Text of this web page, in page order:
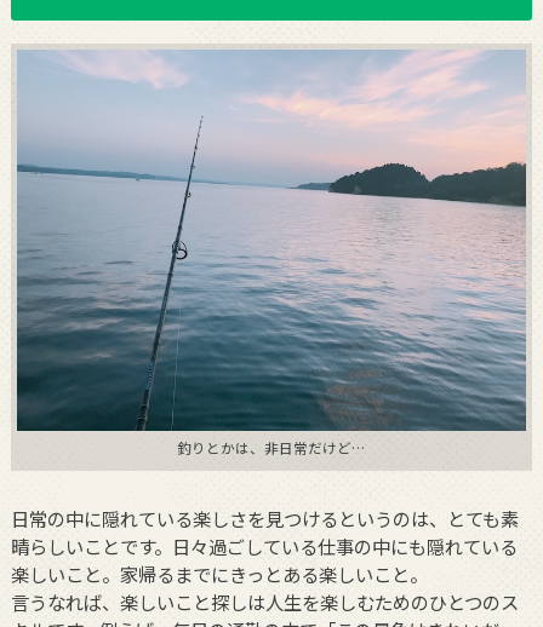
釣りとかは、非日常だけど…
日常の中に隠れている楽しさを見つけるというのは、とても素
晴らしいことです。日々過ごしている仕事の中にも隠れている
楽しいこと。家帰るまでにきっとある楽しいこと。
言うなれば、楽しいこと探しは人生を楽しむためのひとつのス